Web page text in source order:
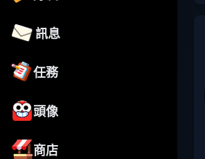
訊息
任務
頭像
商店